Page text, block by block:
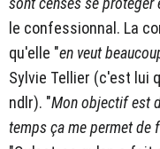
le confessionnal. La
qu'elle "en veut
Sylvie Tellier (c'est lui
ndlr). "Mon objectif est
temps ça me permet de